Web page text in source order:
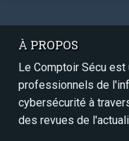
À PROPOS
Le Comptoir Sécu
professionnels de
cybersécurité à
des revues de